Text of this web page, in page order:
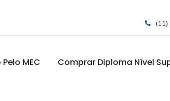
(11)
MEC Comprar Diploma Nível